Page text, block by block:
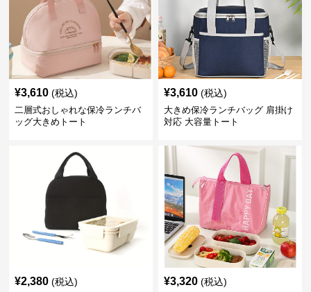
¥3,610 (税込)
二層式おしゃれな保冷ランチバ
ッグ大きめトート
¥3,610 (税込)
大きめ保冷ランチバッグ 肩掛け
対応 大容量トート
¥2,380 (税込) ¥3,320 (税込)